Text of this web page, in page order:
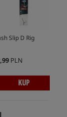
Slip D Rig
PLN
KUP